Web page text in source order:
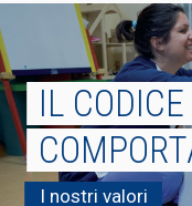
IL
I nostri valori